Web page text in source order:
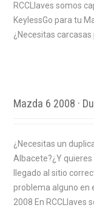
RCCLlaves somos
KeylessGo para tu
¿Necesitas carcasas
Mazda 6 2008 ·
¿Necesitas un
Albacete?¿Y
llegado al sitio
problema alguno en
2008 En RCCLlaves